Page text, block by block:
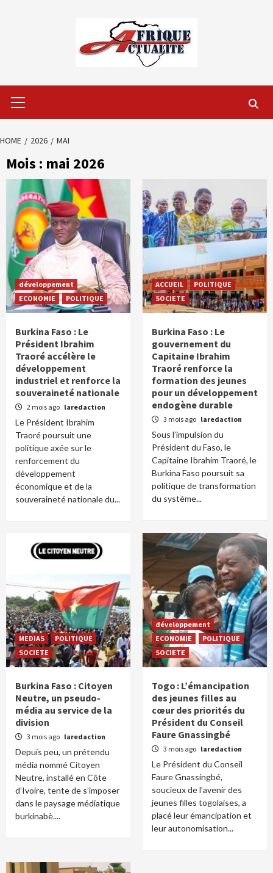
Menu
HOME 2026 MAI
Mois : mai 2026
développement
ECONOMIE
POLITIQUE
Burkina Faso : Le
Président Ibrahim
Traoré accélère le
développement
industriel et renforce la
souveraineté nationale
2 mois ago laredaction
Le Président Ibrahim
Traoré poursuit une
politique axée sur le
renforcement du
développement
économique et de la
souveraineté nationale du...
ACCUEIL
POLITIQUE
SOCIETE
Burkina Faso : Le
gouvernement du
Capitaine Ibrahim
Traoré renforce la
formation des jeunes
pour un développement
endogène durable
3 mois ago laredaction
Sous l’impulsion du
Président du Faso, le
Capitaine Ibrahim Traoré, le
Burkina Faso poursuit sa
politique de transformation
du système...
MEDIAS
POLITIQUE
SOCIETE
Burkina Faso : Citoyen
Neutre, un pseudo-
média au service de la
division
3 mois ago laredaction
Depuis peu, un prétendu
média nommé Citoyen
Neutre, installé en Côte
d’Ivoire, tente de s’imposer
dans le paysage médiatique
burkinabè....
développement
ECONOMIE
POLITIQUE
SOCIETE
Togo : L’émancipation
des jeunes filles au
cœur des priorités du
Président du Conseil
Faure Gnassingbé
3 mois ago laredaction
Le Président du Conseil
Faure Gnassingbé,
soucieux de l’avenir des
jeunes filles togolaises, a
placé leur émancipation et
leur autonomisation...